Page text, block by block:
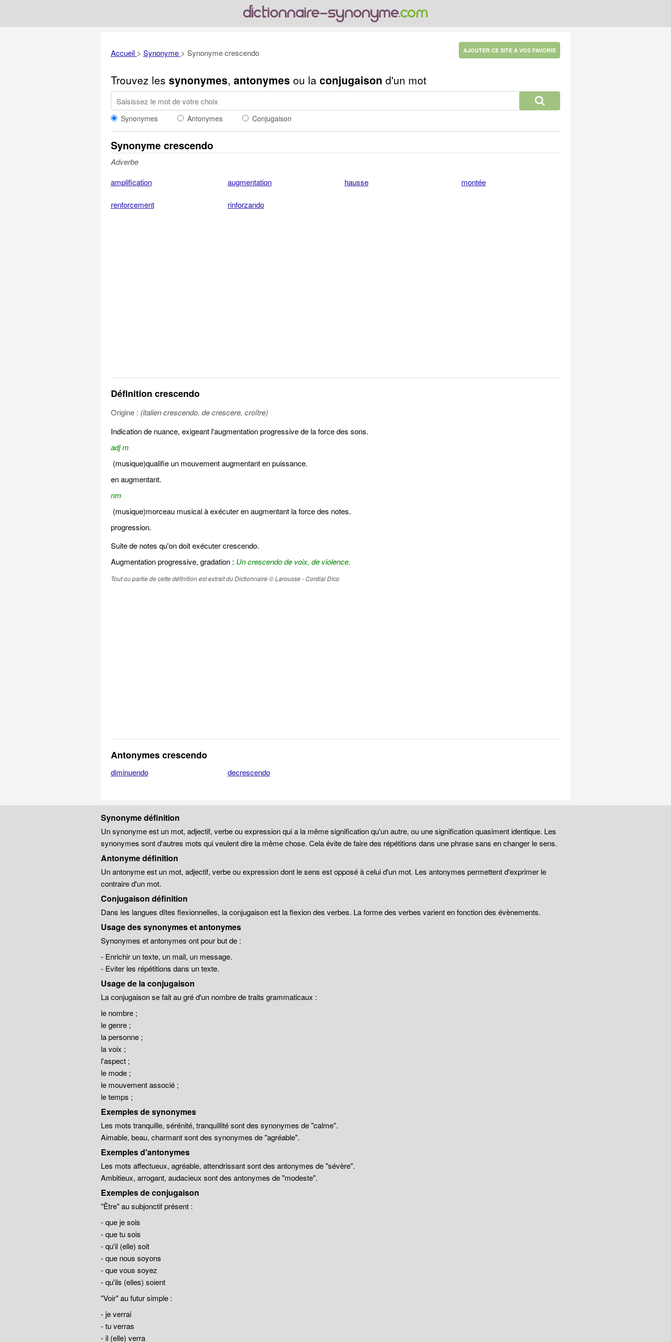
Accueil > Synonyme > Synonyme crescendo AJOUTER CE SITE À VOS FAVORIS
Trouvez les synonymes, antonymes ou la conjugaison d'un mot
Synonymes Antonymes Conjugaison
Synonyme crescendo
Adverbe
amplification
augmentation hausse montée
renforcement rinforzando
Définition crescendo
Origine : (italien crescendo, de crescere, croître)
Indication de nuance, exigeant l'augmentation progressive de la force des sons.
adj m
(musique)qualifie un mouvement augmentant en puissance.
en augmentant.
nm
(musique)morceau musical à exécuter en augmentant la force des notes.
progression.
Suite de notes qu'on doit exécuter crescendo.
Augmentation progressive, gradation : Un crescendo de voix, de violence.
Tout ou partie de cette définition est extrait du Dictionnaire © Larousse - Cordial Dico
Antonymes crescendo
diminuendo decrescendo
Synonyme définition
Un synonyme est un mot, adjectif, verbe ou expression qui a la même signification qu'un autre, ou une signification quasiment identique. Les
synonymes sont d'autres mots qui veulent dire la même chose. Cela évite de faire des répétitions dans une phrase sans en changer le sens.
Antonyme définition
Un antonyme est un mot, adjectif, verbe ou expression dont le sens est opposé à celui d'un mot. Les antonymes permettent d'exprimer le
contraire d'un mot.
Conjugaison définition
Dans les langues dîtes flexionnelles, la conjugaison est la flexion des verbes. La forme des verbes varient en fonction des évènements.
Usage des synonymes et antonymes
Synonymes et antonymes ont pour but de :
- Enrichir un texte, un mail, un message.
- Eviter les répétitions dans un texte.
Usage de la conjugaison
La conjugaison se fait au gré d'un nombre de traits grammaticaux :
le nombre ;
le genre ;
la personne ;
la voix ;
l'aspect ;
le mode ;
le mouvement associé ;
le temps ;
Exemples de synonymes
Les mots tranquille, sérénité, tranquillité sont des synonymes de "calme".
Aimable, beau, charmant sont des synonymes de "agréable".
Exemples d'antonymes
Les mots affectueux, agréable, attendrissant sont des antonymes de "sévère".
Ambitieux, arrogant, audacieux sont des antonymes de "modeste".
Exemples de conjugaison
"Être" au subjonctif présent :
- que je sois
- que tu sois
- qu'il (elle) soit
- que nous soyons
- que vous soyez
- qu'ils (elles) soient
"Voir" au futur simple :
- je verrai
- tu verras
- il (elle) verra